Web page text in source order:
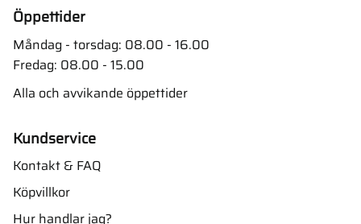
Öppettider
Måndag - torsdag: 08.00 - 16.00
Fredag: 08.00 - 15.00
Alla och avvikande öppettider
Kundservice
Kontakt & FAQ
Köpvillkor
Hur handlar jag?